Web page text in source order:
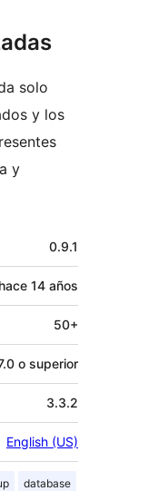
solo
y los
y
0.9.1
hace 14 años
50+
o superior
3.3.2
English (US)
database